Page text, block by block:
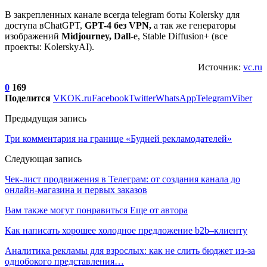
В закрепленных канале всегда telegram боты Kolersky для
доступа вChatGPT, GPT-4 без VPN, а так же генераторы
изображений Midjourney, Dall-e, Stable Diffusion+ (все
проекты: KolerskyAI).
Источник: vc.ru
0 169
Поделится VKOK.ruFacebookTwitterWhatsAppTelegramViber
Предыдущая запись
Три комментария на границе «Будней рекламодателей»
Следующая запись
Чек-лист продвижения в Телеграм: от создания канала до
онлайн-магазина и первых заказов
Вам также могут понравиться Еще от автора
Как написать хорошее холодное предложение b2b–клиенту
Аналитика рекламы для взрослых: как не слить бюджет из-за
однобокого представления…